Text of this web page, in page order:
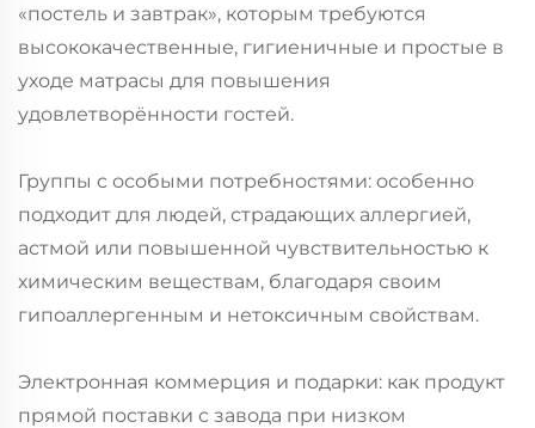
«постель и завтрак», которым требуются
высококачественные, гигиеничные и простые в
уходе матрасы для повышения
удовлетворённости гостей.
Группы с особыми потребностями: особенно
подходит для людей, страдающих аллергией,
астмой или повышенной чувствительностью к
химическим веществам, благодаря своим
гипоаллергенным и нетоксичным свойствам.
Электронная коммерция и подарки: как продукт
прямой поставки с завода при низком